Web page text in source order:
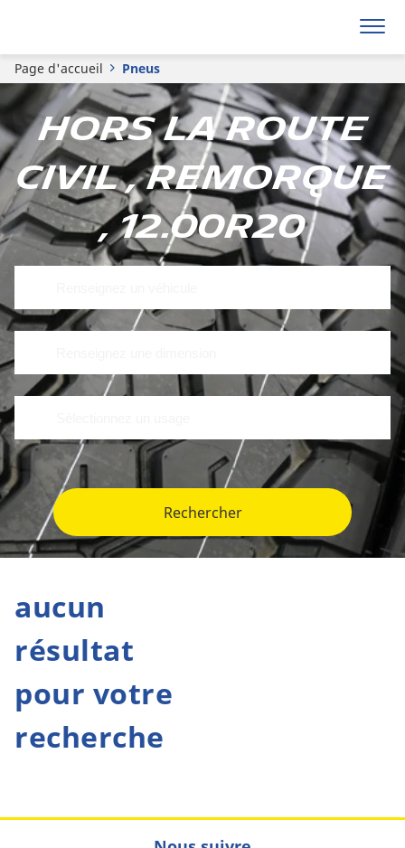
Page d'accueil Pneus
Hors la route
civil , Remorque
, 12.00R20
Rechercher
aucun
résultat
pour votre
recherche